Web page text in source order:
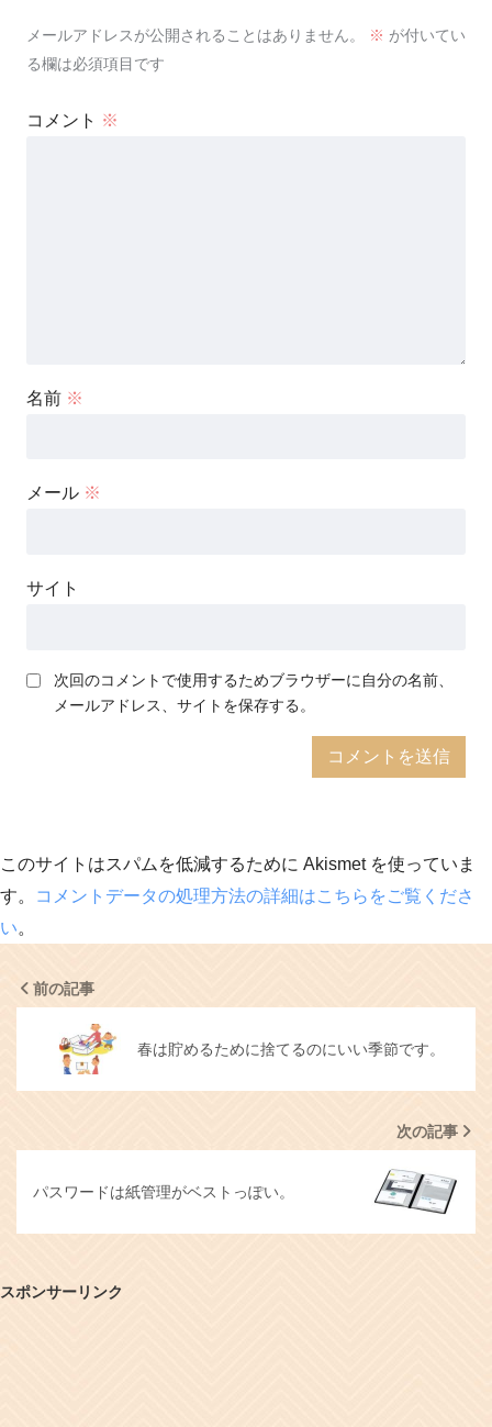
メールアドレスが公開されることはありません。 ※ が付いてい
る欄は必須項目です
コメント ※
名前 ※
メール ※
サイト
次回のコメントで使用するためブラウザーに自分の名前、
メールアドレス、サイトを保存する。
このサイトはスパムを低減するために Akismet を使っていま
す。
コメントデータの処理方法の詳細はこちらをご覧くださ
い。
前の記事
春は貯めるために捨てるのにいい季節です。
次の記事
パスワードは紙管理がベストっぽい。
スポンサーリンク